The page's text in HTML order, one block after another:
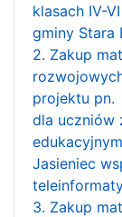
klasach IV-
gminy Stara
2. Zakup
projektu pn.
dla uczniów
Jasieniec
3. Zakup